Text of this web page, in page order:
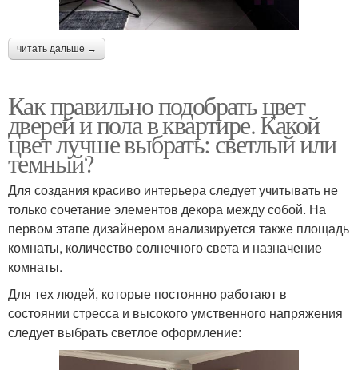
читать дальше →
Как правильно подобрать цвет
дверей и пола в квартире. Какой
цвет лучше выбрать: светлый или
темный?
Для создания красиво интерьера следует учитывать не
только сочетание элементов декора между собой. На
первом этапе дизайнером анализируется также площадь
комнаты, количество солнечного света и назначение
комнаты.
Для тех людей, которые постоянно работают в
состоянии стресса и высокого умственного напряжения
следует выбрать светлое оформление: